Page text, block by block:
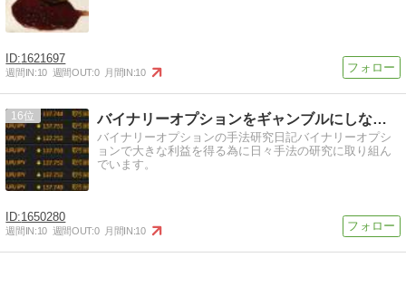
1621697
週間IN:10 週間OUT:0 月間IN:10
16 バイナリーオプションをギャンブルにしない！日記
バイナリーオプションの手法研究日記バイナリーオプシ
ョンで大きな利益を得る為に日々手法の研究に取り組ん
でいます。
1650280
週間IN:10 週間OUT:0 月間IN:10